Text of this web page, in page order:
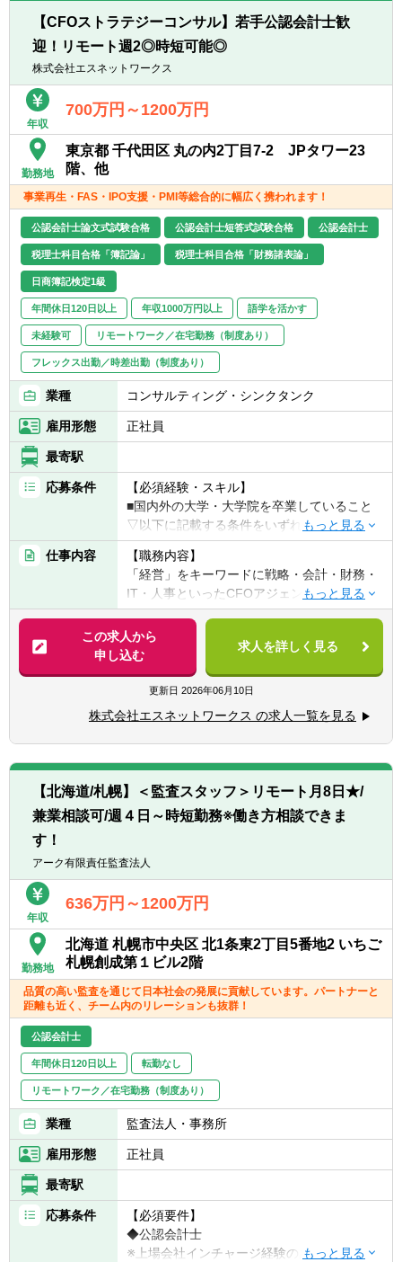
■公認会計士資格保有者（試験合格者含む）
■Excel、PPT、Wordの実務における使用経験
■バリュエーション・債権評価・財産評定
■IPO支援、事業計画策定・予実分析
■M&A関連（DD、ストラクチャー立案、実行
支援）
■マーケティング・業務効率化施策の企画・
実行
グ
■コーポレートファイナンス業務
＜会計コンサルティング業務＞
■IPO準備支援
■決算早期化支援
■資金調達支援
■内部統制構築支援
■監査法人/証券会社対応
単なるレポート作成ではなく、 クライアント
企業の現場に入り込み、実行まで伴走するコ
ンサルティング です。
【プロジェクト例】
■IPO準備企業の経営管理体制構築
■成長企業の事業計画策定・資金調達支援
■上場企業の管理会計体制構築
経営者と直接議論しながら、企業の意思決定
に深く関わる案件が中心です。
【ポジションの魅力】
■CFO・経営企画ポジションで企業支援
⇒クライアント企業のCFOや経営企画の立場
で入り、経営管理や事業計画の策定など、企
業の意思決定を支援します。
■早期に責任あるポジションを経験
ジションが決まります。早いうちからプロジ
ェクトリードやマネジメントを経験すること
が可能です。
■多様なバックグラウンドのメンバー
グファーム、事業会社経営企画など多様なメ
ンバーが在籍しています。
互いの専門性を活かしながら、チームで課題
【CFOストラテジーコンサル】若手公認会計士歓
迎！リモート週2◎時短可能◎
株式会社エスネットワークス
年収
700万円～1200万円
勤務地
東京都 千代田区 丸の内2丁目7-2 JPタワー23
階、他
事業再生・FAS・IPO支援・PMI等総合的に幅広く携われます！
公認会計士論文式試験合格 公認会計士短答式試験合格 公認会計士
税理士科目合格「簿記論」 税理士科目合格「財務諸表論」
日商簿記検定1級
年間休日120日以上 年収1000万円以上 語学を活かす
未経験可 リモートワーク／在宅勤務（制度あり）
フレックス出勤／時差出勤（制度あり）
業種 コンサルティング・シンクタンク
雇用形態 正社員
最寄駅
応募条件
【必須経験・スキル】
■国内外の大学・大学院を卒業していること
▽以下に記載する条件をいずれか満たす方
■公認会計士論文式試験合格者
■会計系コンサルティングファームでの業務
経験を1年以上有する方
※会計士資格お持ちの方は積極採用中ですの
で、カジュアル面談からでもご相談くださ
い！
【歓迎経験・スキル】
■監査法人でのインチャージ経験
■公認会計士（短答式試験合格者含む）
■簿記1級
■税理士試験科目合格（簿記論/財務諸表論）
仕事内容
【職務内容】
「経営」をキーワードに戦略・会計・財務・
IT・人事といったCFOアジェンダの課題解決
に取り組みます。同社の特徴はハンズオンス
タイルでの支援に強みを持っており、顧客と
パートナーシップを築くノウハウが構築され
ている点です。入社後は経営の課題解決を図
るチームを牽引する存在なっていただき、企
業変革をリードしていただきたいと考えてい
ます。
【具体的には】
■クライアントについて
同社のクライアントは、日本を代表する業界
のリーディングカンパニーから革新的なサー
ります。よって担当するPJの内容もアサイン
によって大きく変わることがあり、短期間で
幅広い経験を経ていただくことができます。
■視野と視座を高めることができる環境
国内の大手企業をはじめ、グローバルに活動
するプライベートエクイティファンドとのリ
レーションが深いことも同社の特徴です。投
資先企業に対して部分的な経営課題の解決で
業の内側に入り込み、株主・経営・現場をつ
なぎ組織を変革していく弊社はクライアント
からの満足度も高く、紹介およびPJの継続等
にて多くのPJを受注しています。
※同社と継続的な関係を築いているプライベ
ートエクイティファンドは数十社を超えてお
こういった環境下でCFOアジェンダにおける
複合的な経営課題解決に取り組んでいただけ
る、高い専門性とプロフェッショナルマイン
この求人から
申し込む
求人を詳しく見る
更新日 2026年06月10日
株式会社エスネットワークス の求人一覧を見る
【北海道/札幌】＜監査スタッフ＞リモート月8日★/
兼業相談可/週４日～時短勤務※働き方相談できま
す！
アーク有限責任監査法人
年収
636万円～1200万円
勤務地
北海道 札幌市中央区 北1条東2丁目5番地2 いちご
札幌創成第１ビル2階
品質の高い監査を通じて日本社会の発展に貢献しています。パートナーと
距離も近く、チーム内のリレーションも抜群！
公認会計士
年間休日120日以上 転勤なし
リモートワーク／在宅勤務（制度あり）
業種 監査法人・事務所
雇用形態 正社員
最寄駅
応募条件
【必須要件】
◆公認会計士
※上場会社インチャージ経験のある方が好ま